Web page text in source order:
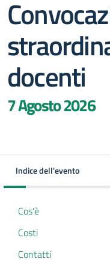
docenti
7 Agosto 2026
Indice dell'evento
Cos'è
Costi
Contatti